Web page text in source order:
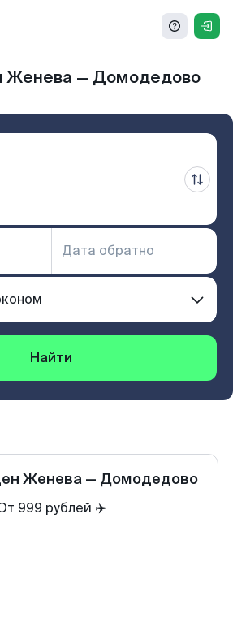
Женева — Домодедово
Найти
Женева— Домодедово
999 рублей ✈️